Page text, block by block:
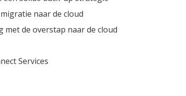
naar de cloud
met de overstap naar de cloud
Services